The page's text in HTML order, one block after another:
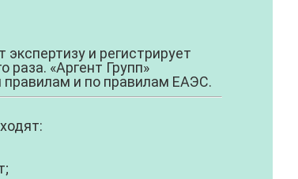
и регистрирует
«Аргент Групп»
и по правилам ЕАЭС.